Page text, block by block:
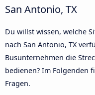
San Antonio, TX
Du willst wissen, welche
nach San Antonio, TX
Busunternehmen die
bedienen? Im Folgenden
Fragen.